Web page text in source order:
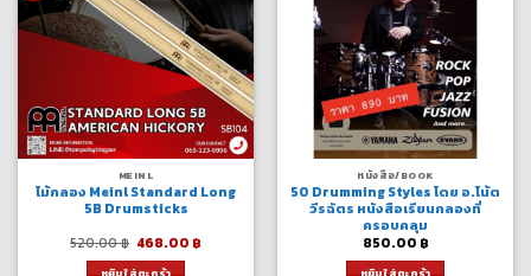
MEINL
ไม้กลอง Meinl Standard Long
5B Drumsticks
520.00฿ Original
was:
468.00 ฿Current
หนังสือ/BOOK
50 Drumming Styles โดย อ.โน้ต
วีรฉัตร หนังสือเรียนกลองที่
ครอบคลุม
850.00 ฿